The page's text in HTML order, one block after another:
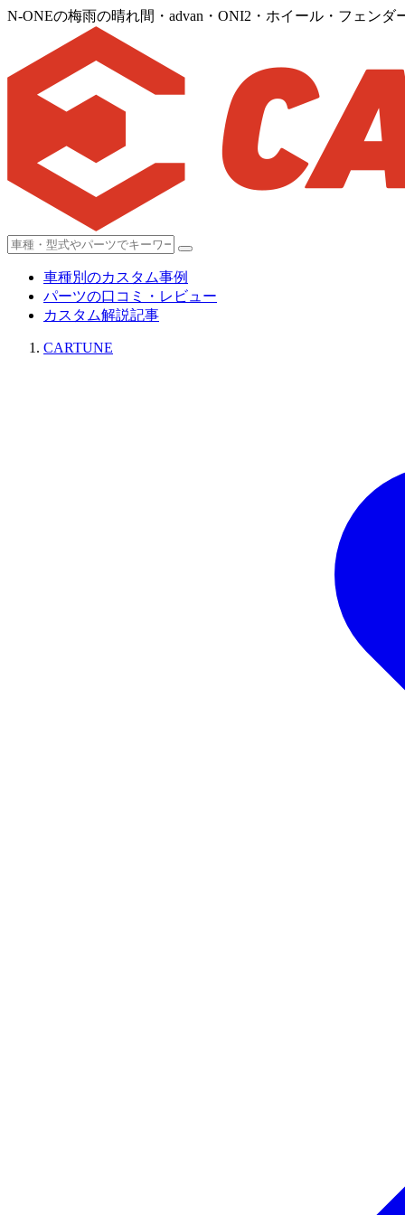
N-ONEの梅雨の晴れ間・advan・ONI2・ホイール・フェン
車種別のカスタム事例
パーツの口コミ・レビュー
カスタム解説記事
CARTUNE